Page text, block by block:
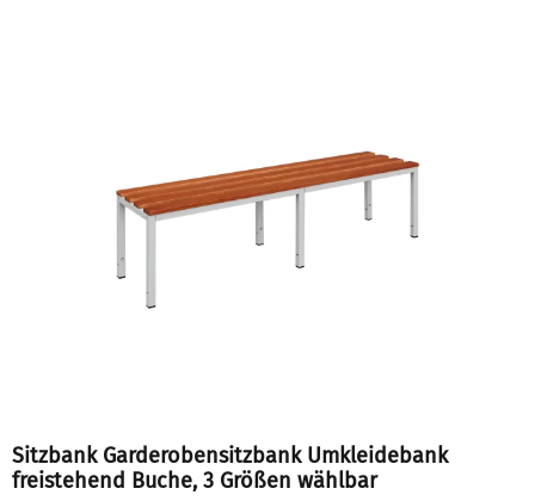
Sitzbank Garderobensitzbank Umkleidebank
freistehend Buche, 3 Größen wählbar